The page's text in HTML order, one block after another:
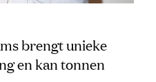
brengt unieke
en kan tonnen